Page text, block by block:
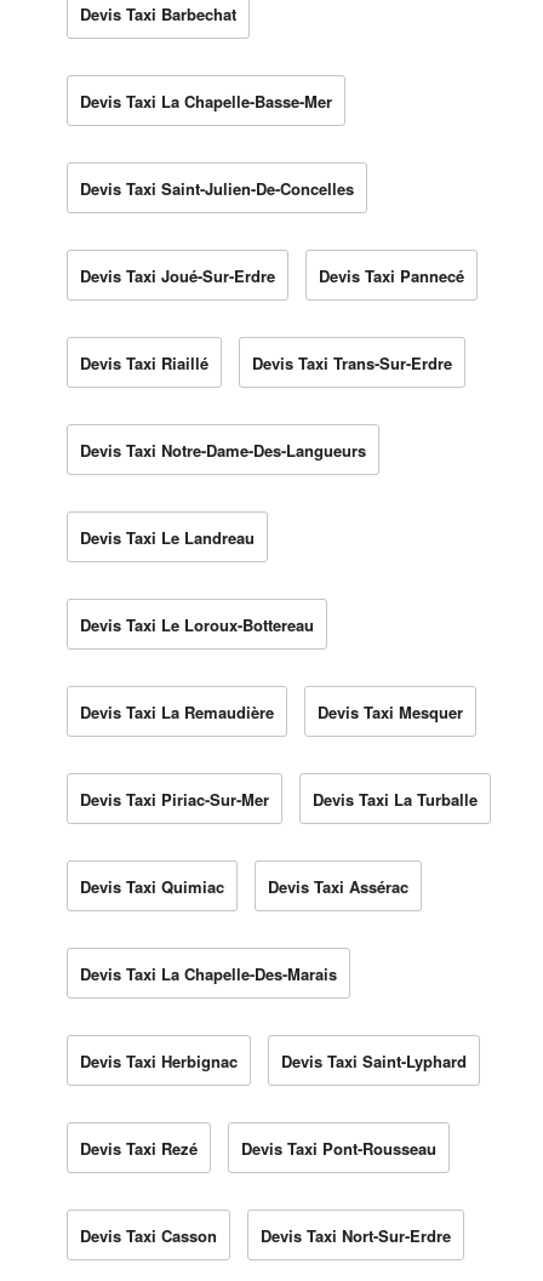
Devis Taxi Barbechat
Devis Taxi La Chapelle-Basse-Mer
Devis Taxi Saint-Julien-De-Concelles
Devis Taxi Joué-Sur-Erdre Devis Taxi Pannecé
Devis Taxi Riaillé Devis Taxi Trans-Sur-Erdre
Devis Taxi Notre-Dame-Des-Langueurs
Devis Taxi Le Landreau
Devis Taxi Le Loroux-Bottereau
Devis Taxi La Remaudière Devis Taxi Mesquer
Devis Taxi Piriac-Sur-Mer Devis Taxi La Turballe
Devis Taxi Quimiac Devis Taxi Assérac
Devis Taxi La Chapelle-Des-Marais
Devis Taxi Herbignac Devis Taxi Saint-Lyphard
Devis Taxi Rezé Devis Taxi Pont-Rousseau
Devis Taxi Casson Devis Taxi Nort-Sur-Erdre